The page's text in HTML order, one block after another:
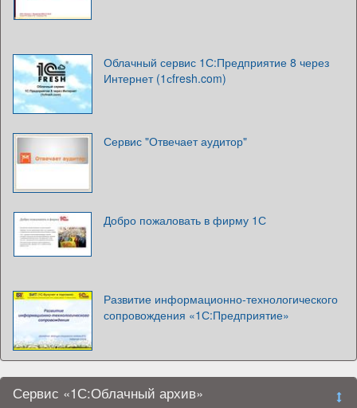
Облачный сервис 1С:Предприятие 8 через
Интернет (1сfresh.com)
Сервис "Отвечает аудитор"
Добро пожаловать в фирму 1С
Развитие информационно-технологического
сопровождения «1С:Предприятие»
Сервис «1С:Облачный архив»